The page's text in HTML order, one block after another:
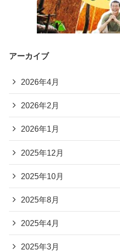
アーカイブ
2026年4月
2026年2月
2026年1月
2025年12月
2025年10月
2025年8月
2025年4月
2025年3月